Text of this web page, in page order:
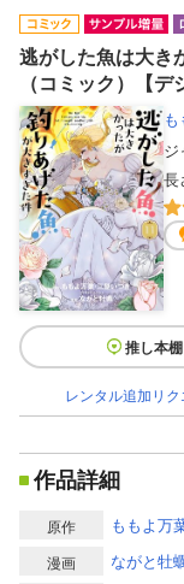
逃がした魚は大き
（コミック）【デ
ジ
長
推し本棚
レンタル追加リク
作品詳細
原作 ももよ万
漫画 ながと牡